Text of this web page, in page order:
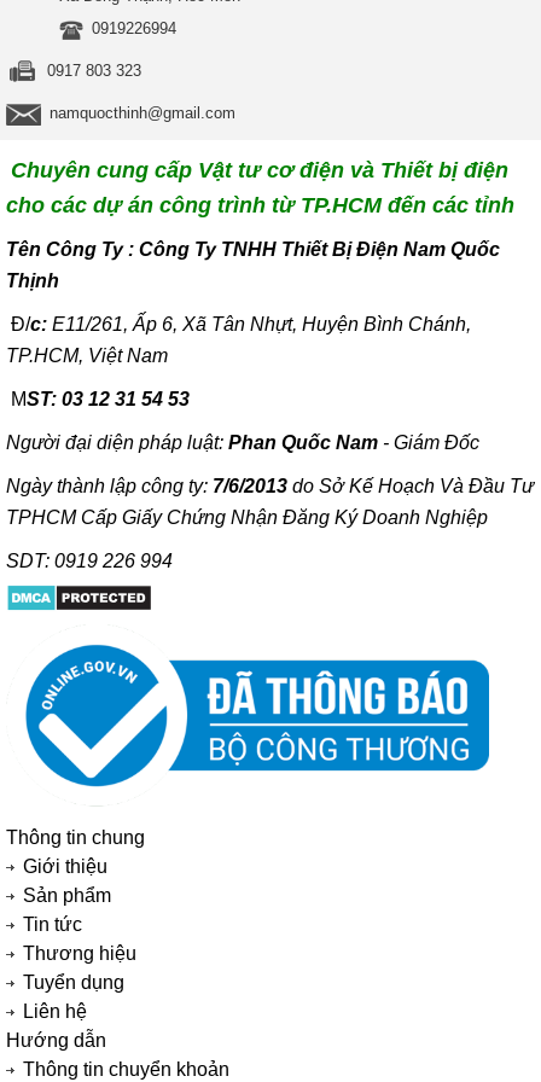
0919226994
0917 803 323
namquocthinh@gmail.com
Chuyên cung cấp Vật tư cơ điện và Thiết bị điện
cho các dự án công trình từ TP.HCM đến các tỉnh
Tên Công Ty : Công Ty TNHH Thiết Bị Điện Nam Quốc
Thịnh
Đ/c: E11/261, Ấp 6, Xã Tân Nhựt, Huyện Bình Chánh,
TP.HCM, Việt Nam
MST: 03 12 31 54 53
Người đại diện pháp luật: Phan Quốc Nam - Giám Đốc
Ngày thành lập công ty: 7/6/2013 do Sở Kế Hoạch Và Đầu Tư
TPHCM Cấp Giấy Chứng Nhận Đăng Ký Doanh Nghiệp
SDT: 0919 226 994
Thông tin chung
Giới thiệu
Sản phẩm
Tin tức
Thương hiệu
Tuyển dụng
Liên hệ
Hướng dẫn
Thông tin chuyển khoản